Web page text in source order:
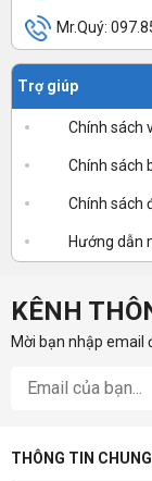
Mr.Quý:
Trợ giúp
Chính sách
Chính sách
Chính sách
Hướng dẫn
KÊNH
Mời bạn nhập email
THÔNG TIN CHUNG